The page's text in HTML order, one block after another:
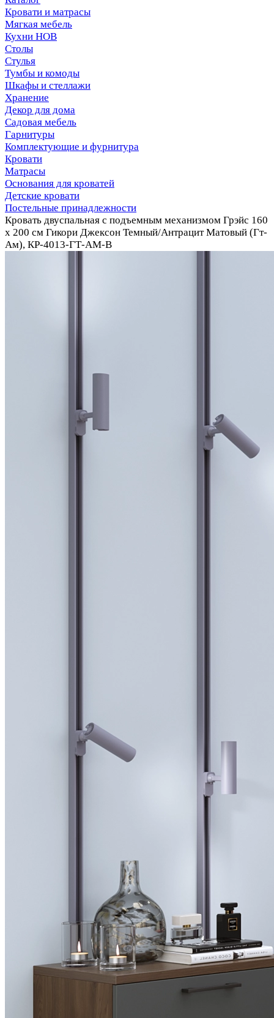
Кровати и матрасы
Мягкая мебель
Кухни НОВ
Столы
Стулья
Тумбы и комоды
Шкафы и стеллажи
Хранение
Декор для дома
Садовая мебель
Гарнитуры
Комплектующие и фурнитура
Кровати
Матрасы
Основания для кроватей
Детские кровати
Постельные принадлежности
Кровать двуспальная с подъемным механизмом Грэйс 160
х 200 см Гикори Джексон Темный/Антрацит Матовый (Гт-
Ам), КР-4013-ГТ-АМ-В